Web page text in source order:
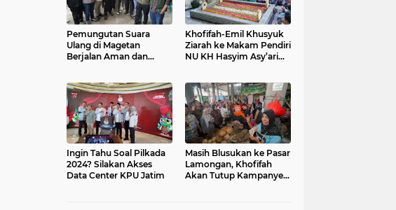
Pemungutan Suara
Ulang di Magetan
Berjalan Aman dan
Khofifah-Emil Khusyuk
Ziarah ke Makam Pendiri
NU KH Hasyim Asy’ari
Ingin Tahu Soal Pilkada
2024? Silakan Akses
Data Center KPU Jatim
Masih Blusukan ke Pasar
Lamongan, Khofifah
Akan Tutup Kampanye